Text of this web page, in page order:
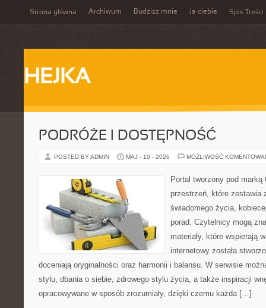
Strona główna Archiwum Budzisz mnie Ja ciebie Spis Treści
HEJKA
PODRÓŻE I DOSTĘPNOŚĆ
POSTED BY ADMIN MAJ - 10 - 2026 MOŻLIWOŚĆ
Portal tworzony pod
przestrzeń, które zestawia
świadomego życia,
porad. Czytelnicy mogą
materiały, które wspierają
internetowy została
doceniają oryginalności oraz harmonii i balansu. W serwisie
stylu, dbania o siebie, zdrowego stylu życia, a także inspiracji
opracowywane w sposób zrozumiały, dzięki czemu każda […]